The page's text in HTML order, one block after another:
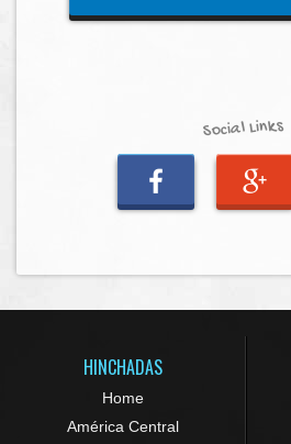
Social Links
HINCHADAS
Home
América Central